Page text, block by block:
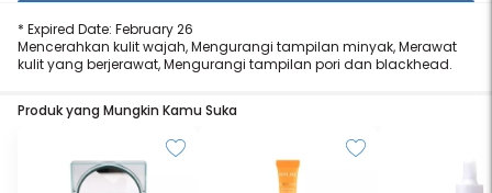
* Expired Date: February 26
Mencerahkan kulit wajah, Mengurangi tampilan minyak, Merawat
kulit yang berjerawat, Mengurangi tampilan pori dan blackhead.
Produk yang Mungkin Kamu Suka